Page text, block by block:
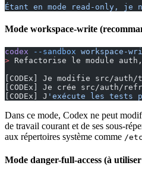
Étant en mode read-only, je
Mode workspace-write
codex --sandbox workspace-
> Refactorise le module
[CODEx] Je modifie src/
[CODEx] Je crée src/auth/
[CODEx] J 'exécute les tests
Dans ce mode, Codex ne peut
de travail courant et de ses sous-
aux répertoires système comme /etc
Mode danger-full-access (à